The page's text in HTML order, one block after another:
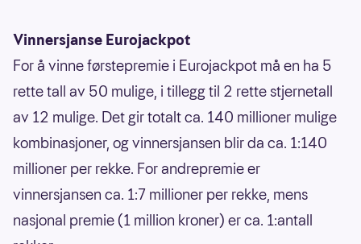
Vinnersjanse Eurojackpot
For å vinne førstepremie i Eurojackpot må en ha 5
rette tall av 50 mulige, i tillegg til 2 rette stjernetall
av 12 mulige. Det gir totalt ca. 140 millioner mulige
kombinasjoner, og vinnersjansen blir da ca. 1:140
millioner per rekke. For andrepremie er
vinnersjansen ca. 1:7 millioner per rekke, mens
nasjonal premie (1 million kroner) er ca. 1:antall